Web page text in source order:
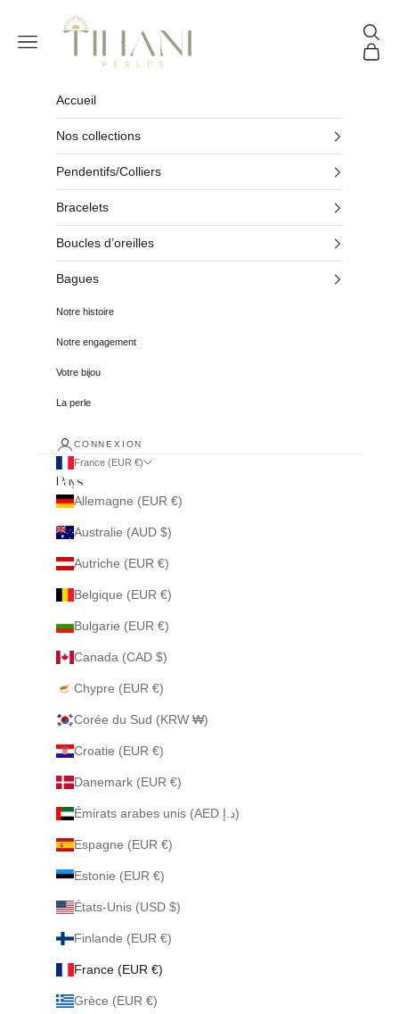
Tihani Perles
Menu
Panier
Accueil
Nos collections
Pendentifs/Colliers
Bracelets
Boucles d’oreilles
Bagues
Notre histoire
Notre engagement
Votre bijou
La perle
CONNEXION
France (EUR €)
Pays
Allemagne (EUR €)
Australie (AUD $)
Autriche (EUR €)
Belgique (EUR €)
Bulgarie (EUR €)
Canada (CAD $)
Chypre (EUR €)
Corée du Sud (KRW ₩)
Croatie (EUR €)
Danemark (EUR €)
Émirats arabes unis (AED د.إ)
Espagne (EUR €)
Estonie (EUR €)
États-Unis (USD $)
Finlande (EUR €)
France (EUR €)
Grèce (EUR €)